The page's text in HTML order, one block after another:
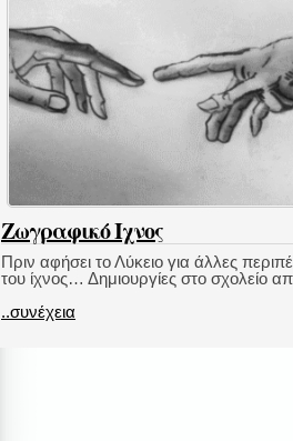
Ζωγραφικό Ιχνος
Πριν αφήσει το Λύκειο για άλλες
του ίχνος… Δημιουργίες στο σχολείο
..συνέχεια